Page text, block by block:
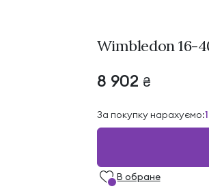
Wimbledon 16-
8 902 ₴
За покупку нарахуємо:
В обране